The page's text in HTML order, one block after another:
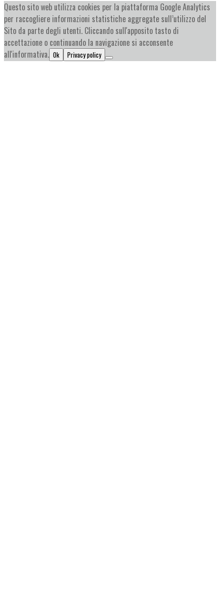
Questo sito web utilizza cookies per la piattaforma Google Analytics
per raccogliere informazioni statistiche aggregate sull’utilizzo del
Sito da parte degli utenti. Cliccando sull'apposito tasto di
accettazione o continuando la navigazione si acconsente
all'informativa. Ok Privacy policy